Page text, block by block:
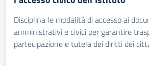
Disciplina le modalità di accesso ai
amministrativi e civici per garantire
partecipazione e tutela dei diritti dei